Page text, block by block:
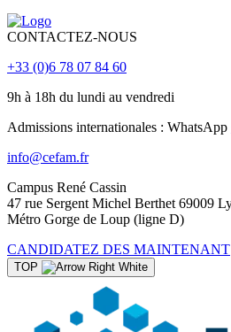
CONTACTEZ-NOUS
+33 (0)6 78 07 84 60
9h à 18h du lundi au vendredi
Admissions internationales : WhatsApp
info@cefam.fr
Campus René Cassin
47 rue Sergent Michel Berthet 69009
Métro Gorge de Loup (ligne D)
CANDIDATEZ DES MAINTENANT
TOP